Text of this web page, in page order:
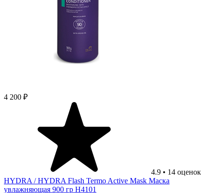
4 200 ₽
4.9 • 14 оценок
HYDRA / HYDRA Flash Termo Active Mask Маска
увлажняющая 900 гр H4101